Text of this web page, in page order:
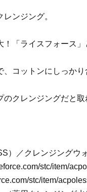
ンジング。
、コットンにしっかり
のクレンジングだと
）／クレンジングウ
stc/item/
stc/item/